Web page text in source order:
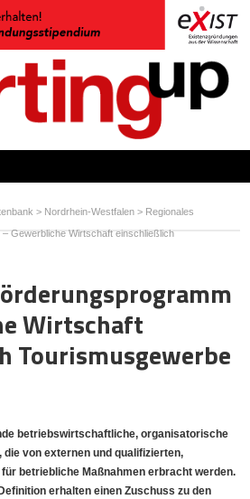
> Nordrhein-Westfalen > Regionales
Gewerbliche Wirtschaft einschließlich
Wirtschaft
Tourismusgewerbe
betriebswirtschaftliche, organisatorische
von externen und qualifizierten,
betriebliche Maßnahmen erbracht werden.
erhalten einen Zuschuss zu den